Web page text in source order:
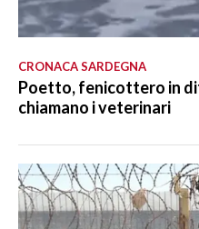
CRONACA SARDEGNA
Poetto, fenicottero in
chiamano i veterinari